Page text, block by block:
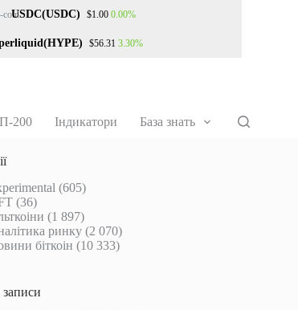
USDC(USDC) $1.00 0.00%
$56.31 3.30%
200 Індикатори База знать
(605)
(36)
(1 897)
ринку (2 070)
біткоін (10 333)